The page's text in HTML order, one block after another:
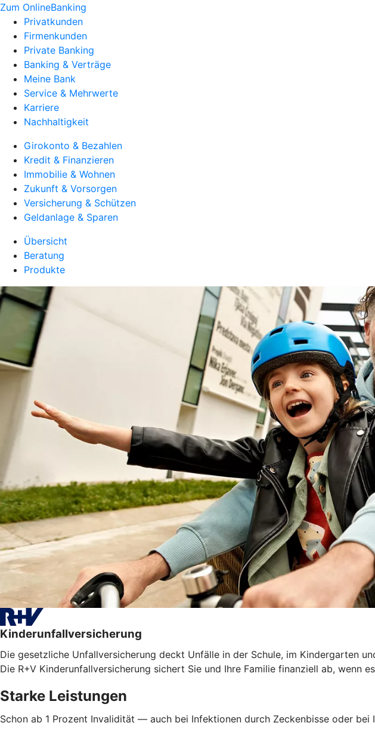
Zum OnlineBanking
Privatkunden
Firmenkunden
Private Banking
Banking & Verträge
Meine Bank
Service & Mehrwerte
Karriere
Nachhaltigkeit
Girokonto & Bezahlen
Kredit & Finanzieren
Immobilie & Wohnen
Zukunft & Vorsorgen
Versicherung & Schützen
Geldanlage & Sparen
Übersicht
Beratung
Produkte
Kinderunfallversicherung
Die gesetzliche Unfallversicherung deckt Unfälle in der Schule, im Kindergarten
Die R+V Kinderunfallversicherung sichert Sie und Ihre Familie finanziell ab, wenn
Starke Leistungen
Schon ab 1 Prozent Invalidität — auch bei Infektionen durch Zeckenbisse oder bei